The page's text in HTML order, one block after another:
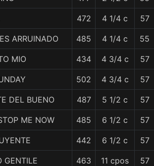
472 4 1/4 c 57
ARRUINADO 485 4 1/4 c 55
MIO 434 4 3/4 c 57
502 4 3/4 c 57
DEL BUENO 487 5 1/2 c 57
ME NOW 485 6 1/2 c 57
442 6 1/2 c 57
GENTILE 463 11 cpos 57